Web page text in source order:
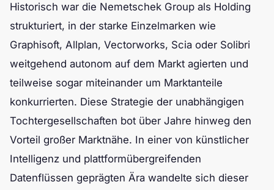
Historisch war die Nemetschek Group als Holding
strukturiert, in der starke Einzelmarken wie
Graphisoft, Allplan, Vectorworks, Scia oder Solibri
weitgehend autonom auf dem Markt agierten und
teilweise sogar miteinander um Marktanteile
konkurrierten. Diese Strategie der unabhängigen
Tochtergesellschaften bot über Jahre hinweg den
Vorteil großer Marktnähe. In einer von künstlicher
Intelligenz und plattformübergreifenden
Datenflüssen geprägten Ära wandelte sich dieser